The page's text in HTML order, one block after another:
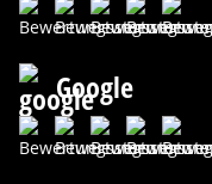
Google